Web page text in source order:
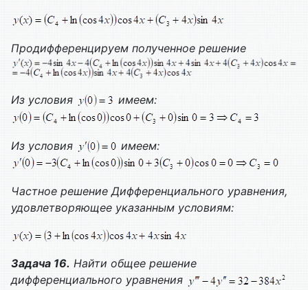
Продифференцируем полученное решение
Из условия имеем:
Из условия имеем:
Частное решениеДифференциального уравнения,
удовлетворяющее указанным условиям:
Задача 16. Найти общее решение
дифференциального уравнения